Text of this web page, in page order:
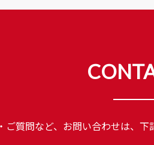
ご質問など、お問い合わせは、 下